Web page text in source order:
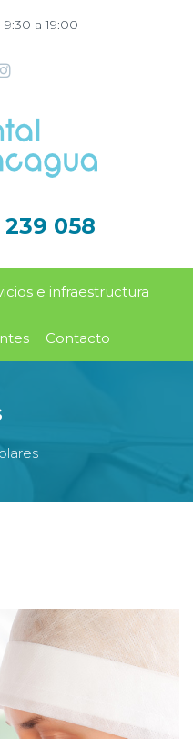
a 19:00
239 058
e infraestructura
Contacto